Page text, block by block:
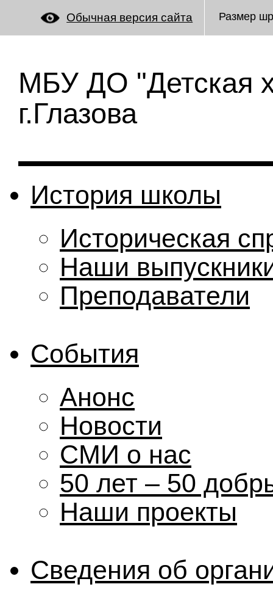
Обычная версия сайта Размер
МБУ ДО "Детская
г.Глазова
История школы
Историческая
Наши
Преподаватели
События
Анонс
Новости
СМИ о нас
50 лет – 50
Наши проекты
Сведения об